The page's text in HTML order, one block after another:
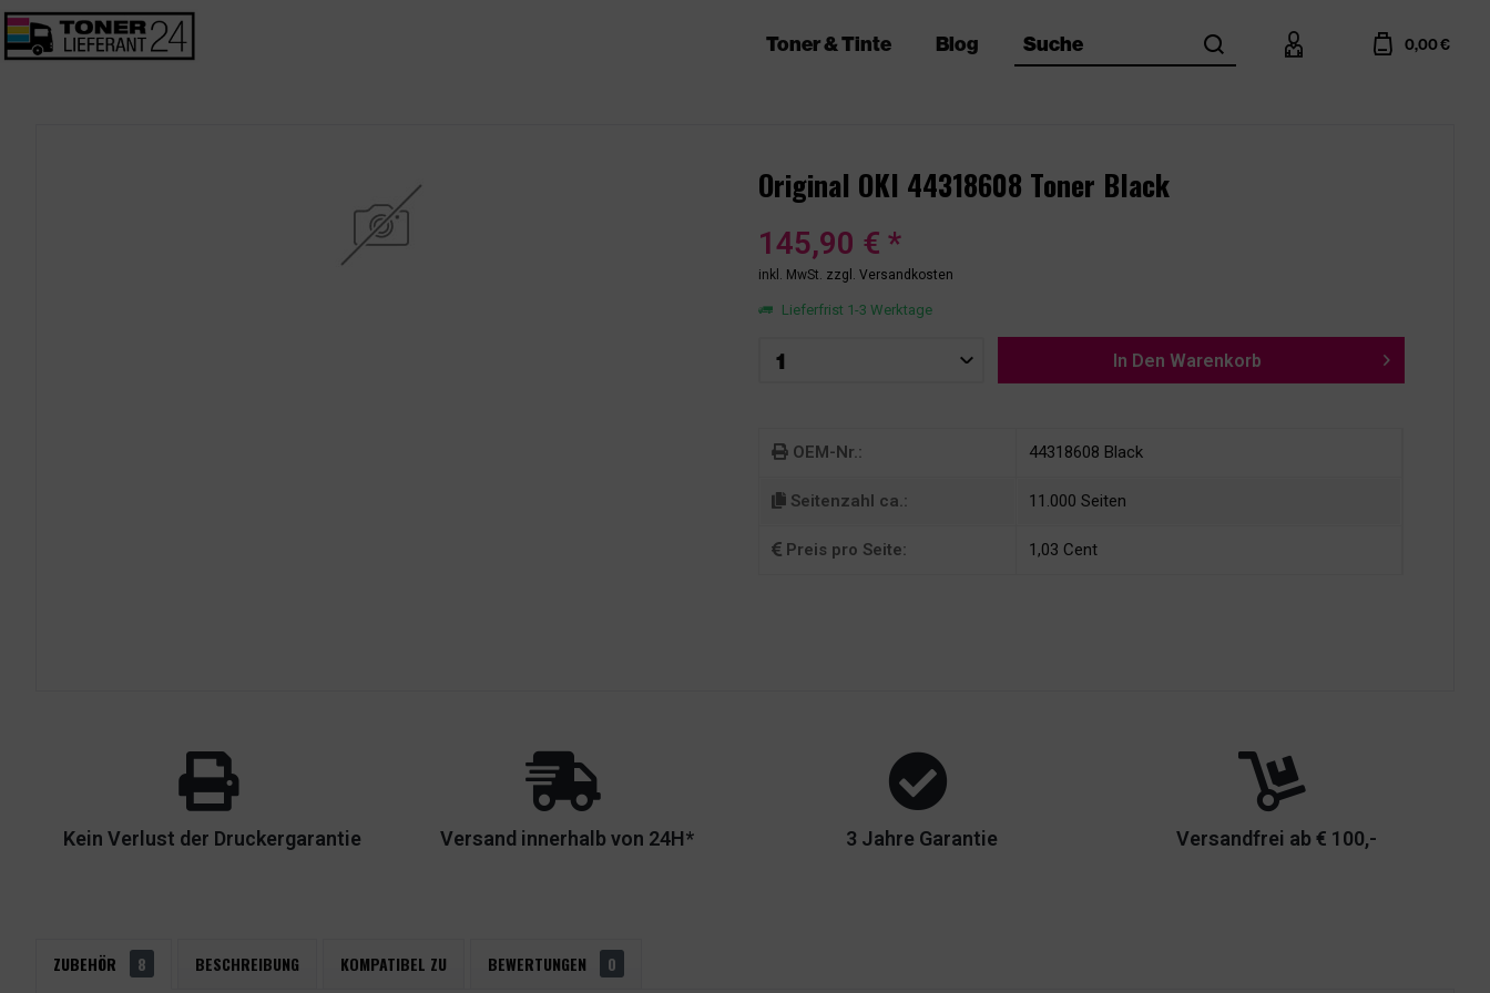
Toner & Tinte Blog Suche search account cart 0,00 €
Original OKI 44318608 Toner Black
145,90 € *
inkl. MwSt. zzgl. Versandkosten
Lieferfrist 1-3 Werktage
In Den Warenkorb
OEM-Nr.: 44318608 Black
Seitenzahl ca.: 11.000 Seiten
Preis pro Seite: 1,03 Cent
Kein Verlust der Druckergarantie Versand innerhalb von 24H* 3 Jahre Garantie Versandfrei ab € 100,-
ZUBEHÖR 8 BESCHREIBUNG KOMPATIBEL ZU BEWERTUNGEN 0